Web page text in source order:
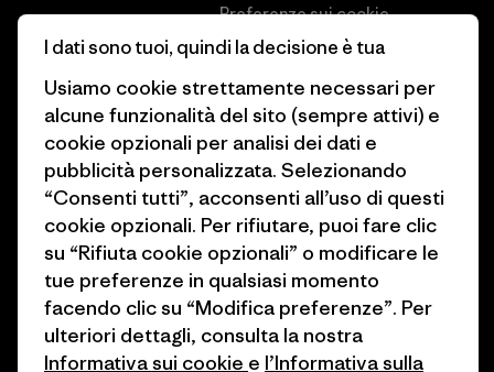
Obiettivi climatici
1% For The Planet
Come finanziamo
Buoni regalo
Trova un negozio
Preferenze sui cookie
Lavora con noi
Stampa e media
Industry program
Programma di affiliazione
Patagonia Italia Mappa del sito
I dati sono tuoi, quindi la decisione è tua
Usiamo cookie strettamente necessari per
alcune funzionalità del sito (sempre attivi) e
cookie opzionali per analisi dei dati e
pubblicità personalizzata. Selezionando
“Consenti tutti”, acconsenti all’uso di questi
cookie opzionali. Per rifiutare, puoi fare clic
su “Rifiuta cookie opzionali” o modificare le
tue preferenze in qualsiasi momento
facendo clic su “Modifica preferenze”. Per
ulteriori dettagli, consulta la nostra
Informativa sui cookie e l’Informativa sulla